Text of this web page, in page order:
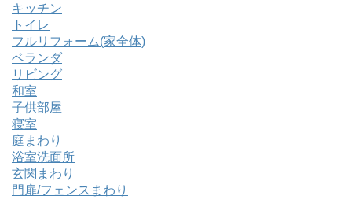
キッチン
トイレ
フルリフォーム(家全体)
ベランダ
リビング
和室
子供部屋
寝室
庭まわり
浴室洗面所
玄関まわり
門扉/フェンスまわり